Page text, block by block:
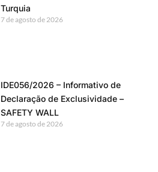
Turquia
7 de agosto de 2026
IDE056/2026 – Informativo de
Declaração de Exclusividade –
SAFETY WALL
7 de agosto de 2026